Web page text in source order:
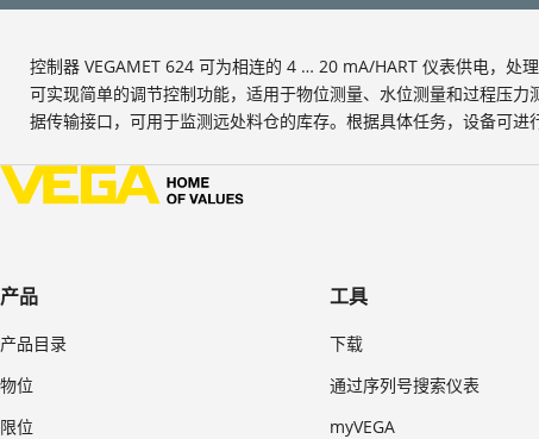
控制器 VEGAMET 624 可为相连的 4 … 20 mA/HART 仪表供电，处
可实现简单的调节控制功能，适用于物位测量、水位测量和过程压
据传输接口，可用于监测远处料仓的库存。根据具体任务，设备可进
产品
产品目录
物位
限位
工具
下载
通过序列号搜索仪表
myVEGA